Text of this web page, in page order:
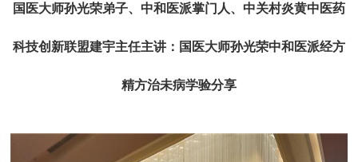
国医大师孙光荣弟子、中和医派掌门人、中关村炎黄中医药
科技创新联盟建宇主任主讲：国医大师孙光荣中和医派经方
精方治未病学验分享